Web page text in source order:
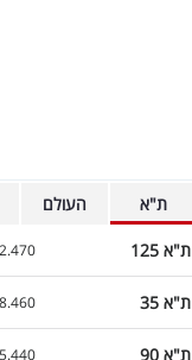
ת"א העולם
ת"א 125
ת"א 35
ת"א 90